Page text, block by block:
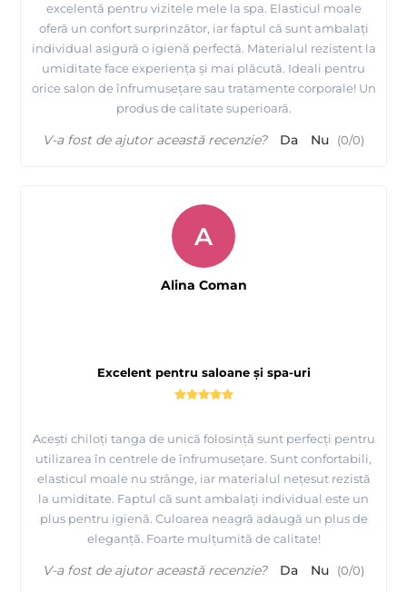
excelentă pentru vizitele mele la spa. Elasticul moale
oferă un confort surprinzător, iar faptul că sunt ambalați
individual asigură o igienă perfectă. Materialul rezistent la
umiditate face experiența și mai plăcută. Ideali pentru
orice salon de înfrumusețare sau tratamente corporale! Un
produs de calitate superioară.
V-a fost de ajutor această recenzie? Da Nu (0/0)
Excelent pentru saloane și spa-uri
Acești chiloți tanga de unică folosință sunt perfecți pentru
utilizarea în centrele de înfrumusețare. Sunt confortabili,
elasticul moale nu strânge, iar materialul nețesut rezistă
la umiditate. Faptul că sunt ambalați individual este un
plus pentru igienă. Culoarea neagră adaugă un plus de
eleganță. Foarte mulțumită de calitate!
A
Alina Coman
V-a fost de ajutor această recenzie? Da Nu (0/0)